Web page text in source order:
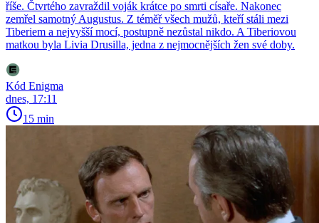
říše. Čtvrtého zavraždil voják krátce po smrti císaře. Nakonec
zemřel samotný Augustus. Z téměř všech mužů, kteří stáli mezi
Tiberiem a nejvyšší mocí, postupně nezůstal nikdo. A Tiberiovou
matkou byla Livia Drusilla, jedna z nejmocnějších žen své doby.
Kód Enigma
dnes, 17:11
15 min